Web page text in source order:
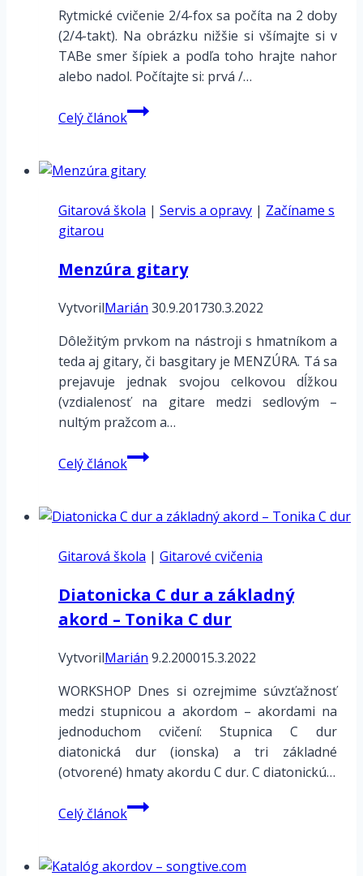
Rytmické cvičenie 2/4-fox sa počíta na 2 doby
(2/4-takt). Na obrázku nižšie si všímajte si v
TABe smer šípiek a podľa toho hrajte nahor
alebo nadol. Počítajte si: prvá /…
Celý článokRytmus
–
Fox
Gitarová škola | Servis a opravy | Začíname s
gitarou
Menzúra gitary
VytvorilMarián 30.9.201730.3.2022
Dôležitým prvkom na nástroji s hmatníkom a
teda aj gitary, či basgitary je MENZÚRA. Tá sa
prejavuje jednak svojou celkovou dĺžkou
(vzdialenosť na gitare medzi sedlovým –
nultým pražcom a…
Celý článokMenzúra
gitary
Gitarová škola | Gitarové cvičenia
Diatonicka C dur a základný
akord – Tonika C dur
VytvorilMarián 9.2.200015.3.2022
WORKSHOP Dnes si ozrejmime súvzťažnosť
medzi stupnicou a akordom – akordami na
jednoduchom cvičení: Stupnica C dur
diatonická dur (ionska) a tri základné
(otvorené) hmaty akordu C dur. C diatonickú…
Celý článokDiatonicka
C
a